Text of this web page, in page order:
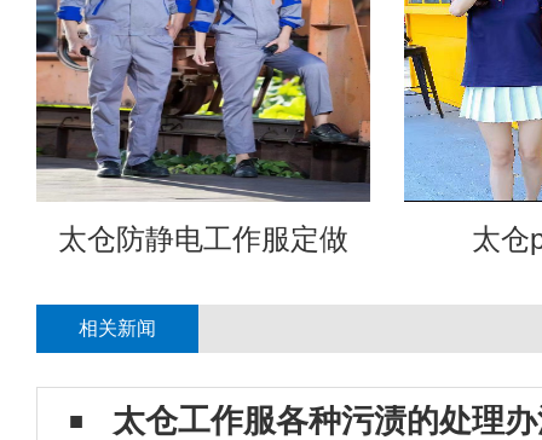
太仓防静电工作服定做 太仓
相关新闻
太仓工作服各种污渍的处理